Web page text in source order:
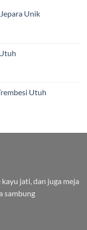
Unik
Utuh
jati, dan juga meja
sambung